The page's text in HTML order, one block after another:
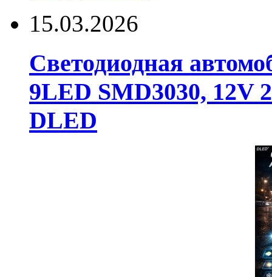
15.03.2026
Светодиодная
9LED SMD3030, 12V
DLED